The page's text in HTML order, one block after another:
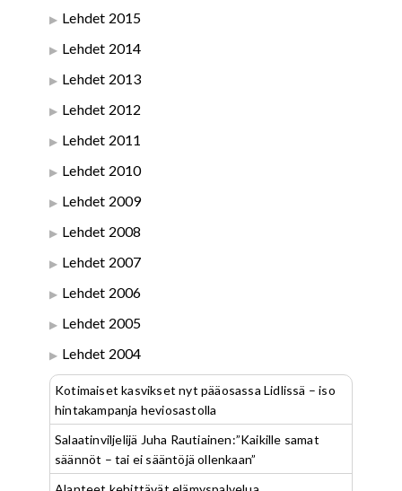
Lehdet 2015
Lehdet 2014
Lehdet 2013
Lehdet 2012
Lehdet 2011
Lehdet 2010
Lehdet 2009
Lehdet 2008
Lehdet 2007
Lehdet 2006
Lehdet 2005
Lehdet 2004
Kotimaiset kasvikset nyt pääosassa Lidlissä – iso
hintakampanja heviosastolla
Salaatinviljelijä Juha Rautiainen:”Kaikille samat
säännöt – tai ei sääntöjä ollenkaan”